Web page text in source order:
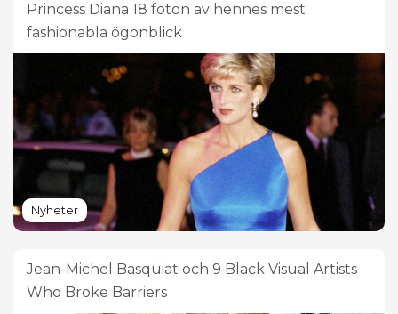
Princess Diana 18 foton av hennes mest
fashionabla ögonblick
Nyheter
Jean-Michel Basquiat och 9 Black Visual Artists
Who Broke Barriers